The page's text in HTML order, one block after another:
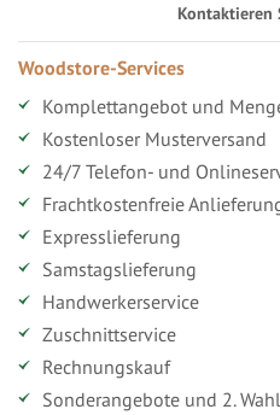
Kontaktieren
Woodstore-Services
Komplettangebot und
Kostenloser Musterversand
24/7 Telefon- und
Frachtkostenfreie
Expresslieferung
Samstagslieferung
Handwerkerservice
Zuschnittservice
Rechnungskauf
Sonderangebote und 2.